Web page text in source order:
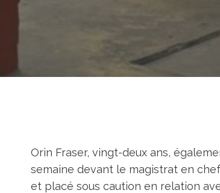
Orin Fraser, vingt-deux ans,
semaine devant le magistrat en
et placé sous caution en relation